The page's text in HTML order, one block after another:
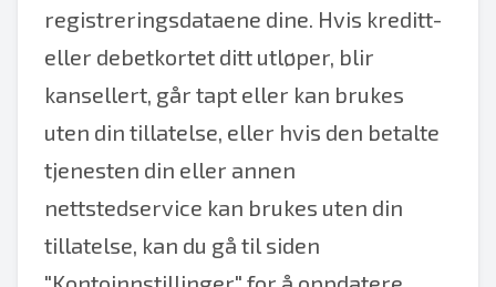
registreringsdataene dine. Hvis kreditt-
eller debetkortet ditt utløper, blir
kansellert, går tapt eller kan brukes
uten din tillatelse, eller hvis den betalte
tjenesten din eller annen
nettstedservice kan brukes uten din
tillatelse, kan du gå til siden